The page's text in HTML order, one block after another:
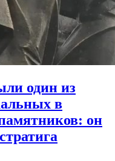
один из
в
он